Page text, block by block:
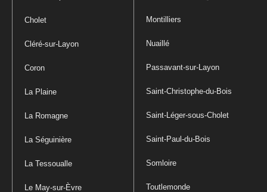
Cholet
Cléré-sur-Layon
Coron
La Plaine
La Romagne
La Séguinière
La Tessoualle
Le May-sur-Èvre
Montilliers
Nuaillé
Passavant-sur-Layon
Saint-Christophe-du-Bois
Saint-Léger-sous-Cholet
Saint-Paul-du-Bois
Somloire
Toutlemonde